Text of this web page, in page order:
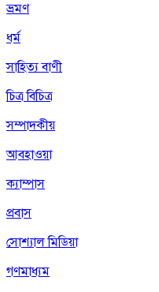
ভ্রমণ
ধর্ম
সাহিত্য বাণী
চিত্র বিচিত্র
সম্পাদকীয়
আবহাওয়া
ক্যাম্পাস
প্রবাস
সোশ্যাল মিডিয়া
গণমাধ্যম